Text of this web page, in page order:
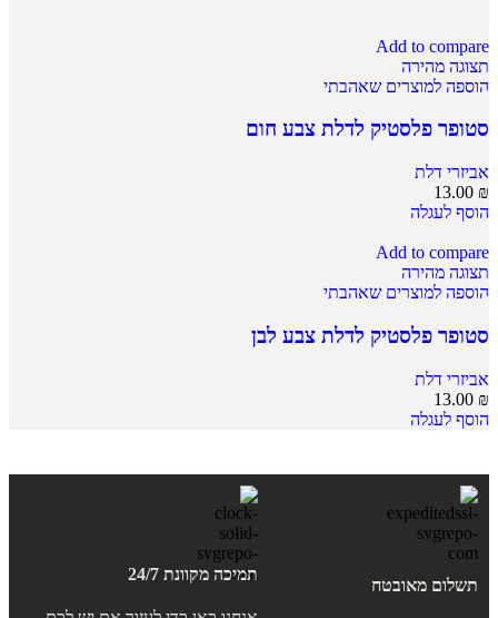
Add to compare
תצוגה מהירה
הוספה למוצרים שאהבתי
סטופר פלסטיק לדלת צבע חום
אביזרי דלת
13.00 ₪
הוסף לעגלה
Add to compare
תצוגה מהירה
הוספה למוצרים שאהבתי
סטופר פלסטיק לדלת צבע לבן
אביזרי דלת
13.00 ₪
הוסף לעגלה
תשלום מאובטח
תמיכה מקוונת 24/7